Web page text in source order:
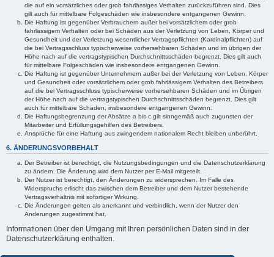
die auf ein vorsätzliches oder grob fahrlässiges Verhalten zurückzuführen sind. Dies
gilt auch für mittelbare Folgeschäden wie insbesondere entgangenen Gewinn.
Die Haftung ist gegenüber Verbrauchern außer bei vorsätzlichem oder grob
fahrlässigem Verhalten oder bei Schäden aus der Verletzung von Leben, Körper und
Gesundheit und der Verletzung wesentlicher Vertragspflichten (Kardinalpflichten) auf
die bei Vertragsschluss typischerweise vorhersehbaren Schäden und im übrigen der
Höhe nach auf die vertragstypischen Durchschnittsschäden begrenzt. Dies gilt auch
für mittelbare Folgeschäden wie insbesondere entgangenen Gewinn.
Die Haftung ist gegenüber Unternehmern außer bei der Verletzung von Leben, Körper
und Gesundheit oder vorsätzlichem oder grob fahrlässigem Verhalten des Betreibers
auf die bei Vertragsschluss typischerweise vorhersehbaren Schäden und im Übrigen
der Höhe nach auf die vertragstypischen Durchschnittsschäden begrenzt. Dies gilt
auch für mittelbare Schäden, insbesondere entgangenen Gewinn.
Die Haftungsbegrenzung der Absätze a bis c gilt sinngemäß auch zugunsten der
Mitarbeiter und Erfüllungsgehilfen des Betreibers.
Ansprüche für eine Haftung aus zwingendem nationalem Recht bleiben unberührt.
6. ÄNDERUNGSVORBEHALT
Der Betreiber ist berechtigt, die Nutzungsbedingungen und die Datenschutzerklärung
zu ändern. Die Änderung wird dem Nutzer per E-Mail mitgeteilt.
Der Nutzer ist berechtigt, den Änderungen zu widersprechen. Im Falle des
Widerspruchs erlischt das zwischen dem Betreiber und dem Nutzer bestehende
Vertragsverhältnis mit sofortiger Wirkung.
Die Änderungen gelten als anerkannt und verbindlich, wenn der Nutzer den
Änderungen zugestimmt hat.
Informationen über den Umgang mit Ihren persönlichen Daten sind in der
Datenschutzerklärung enthalten.